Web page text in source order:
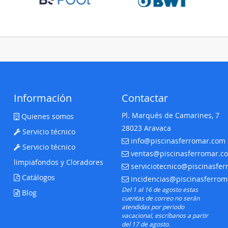
Información
Quienes somos
Servicio técnico
Servicio técnico
limpiafondos y Cloradores
Catálogos
Blog
Contactar
Pl. Marqués de Camarines, 7
28023 Aravaca
E-mail:
info@piscinasferromar.com
E-mail:
E-mail:
E-mail:
Del 1 al 16 de agosto estas
cuentas de correo no serán
atendidas por periodo
vacacional, escríbanos a partir
del 17 de agosto.